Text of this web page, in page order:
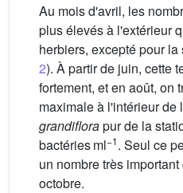
Au mois d'avril, les
plus élevés à l'extérieur
herbiers, excepté pour la
2). À partir de juin, cette
fortement, et en août, on
maximale à l'intérieur de
grandiflorapur de la
bactéries ml−1. Seul ce
un nombre très
octobre.